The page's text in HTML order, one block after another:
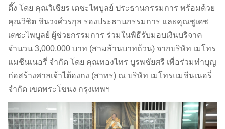
ตึ๊ง โดย คุณวิเชียร เตชะไพบูลย์ ประธานกรรมการ พร้อมด้วย
คุณวิชิต ชินวงศ์วรกุล รองประธานกรรมการ และคุณชูเดช
เตชะไพบูลย์ ผู้ช่วยกรรมการ ร่วมในพิธีรับมอบเงินบริจาค
จำนวน 3,000,000 บาท (สามล้านบาทถ้วน) จากบริษัท เมโทร
แมชีนเนอรี่ จำกัด โดย คุณทองไทร บูรพชัยศรี เพื่อร่วมทำบุญ
ก่อสร้างศาลเจ้าไต้ฮงกง (สาทร) ณ บริษัท เมโทรแมชีนเนอรี่
จำกัด เขตพระโขนง กรุงเทพฯ